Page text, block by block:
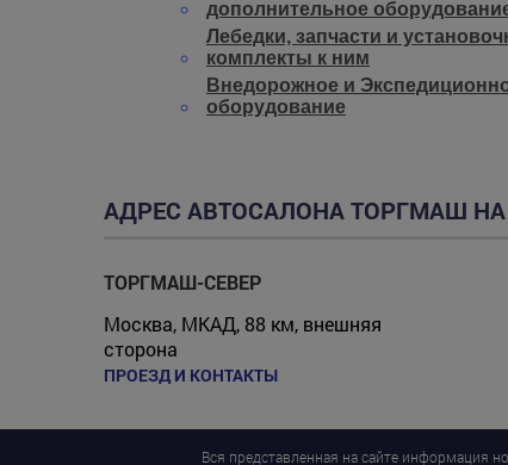
дополнительное
Лебедки, запчасти и
комплекты к ним
Внедорожное и
оборудование
АДРЕС АВТОСАЛОНА ТОРГМАШ НА
ТОРГМАШ-СЕВЕР
Москва, МКАД, 88 км, внешняя
сторона
ПРОЕЗД И КОНТАКТЫ
Вся представленная на сайте информация